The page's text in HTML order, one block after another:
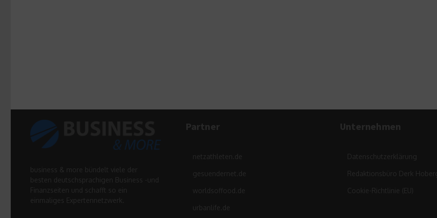
business & more bündelt viele der
besten deutschsprachigen Business -und
Finanzseiten und schafft so ein
einmaliges Expertennetzwerk.
Partner
netzathleten.de
gesuendernet.de
worldsoffood.de
urbanlife.de
Unternehmen
Datenschutzerklärung
Redaktionsbüro Derk
Cookie-Richtlinie (EU)